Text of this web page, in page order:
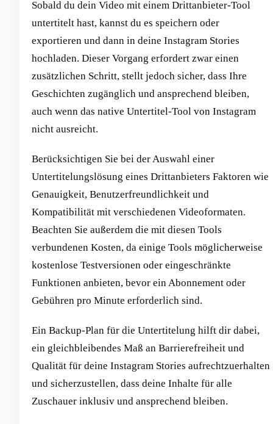
Sobald du dein Video mit einem Drittanbieter-Tool
untertitelt hast, kannst du es speichern oder
exportieren und dann in deine Instagram Stories
hochladen. Dieser Vorgang erfordert zwar einen
zusätzlichen Schritt, stellt jedoch sicher, dass Ihre
Geschichten zugänglich und ansprechend bleiben,
auch wenn das native Untertitel-Tool von Instagram
nicht ausreicht.
Berücksichtigen Sie bei der Auswahl einer
Untertitelungslösung eines Drittanbieters Faktoren wie
Genauigkeit, Benutzerfreundlichkeit und
Kompatibilität mit verschiedenen Videoformaten.
Beachten Sie außerdem die mit diesen Tools
verbundenen Kosten, da einige Tools möglicherweise
kostenlose Testversionen oder eingeschränkte
Funktionen anbieten, bevor ein Abonnement oder
Gebühren pro Minute erforderlich sind.
Ein Backup-Plan für die Untertitelung hilft dir dabei,
ein gleichbleibendes Maß an Barrierefreiheit und
Qualität für deine Instagram Stories aufrechtzuerhalten
und sicherzustellen, dass deine Inhalte für alle
Zuschauer inklusiv und ansprechend bleiben.